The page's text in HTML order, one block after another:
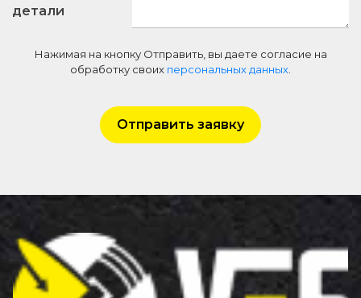
детали
Нажимая на кнопку Отправить, вы даете согласие на
обработку своих персональных данных
Отправить заявку